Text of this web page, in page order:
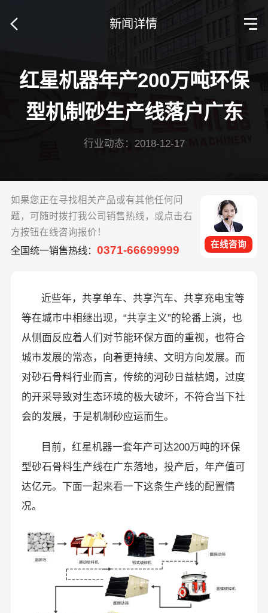
新闻详情
红星机器年产200万吨环保
型机制砂生产线落户广东
行业动态：2018-12-17
如果您正在寻找相关产品或有其他任何问
题，可随时拨打我公司销售热线，或点击右
方按钮在线咨询报价！
全国统一销售热线： 0371-66699999 在线咨询
近些年，共享单车、共享汽车、共享充电宝等
等在城市中相继出现，“共享主义”的轮番上演，也
从侧面反应着人们对节能环保方面的重视，也符合
城市发展的常态，向着更持续、文明方向发展。而
对砂石骨料行业而言，传统的河砂日益枯竭，过度
的开采导致对生态环境的极大破坏，不符合当下社
会的发展，于是机制砂应运而生。
目前，红星机器一套年产可达200万吨的环保
型砂石骨料生产线在广东落地，投产后，年产值可
达亿元。下面一起来看一下这条生产线的配置情
况。